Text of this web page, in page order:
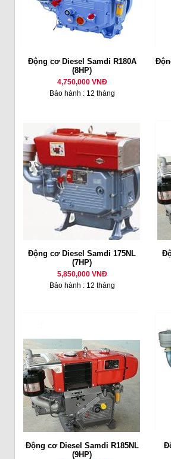
Động cơ Diesel Samdi R180A
(8HP)
4,750,000 VNĐ
Bảo hành : 12 tháng
Động cơ Diesel Samdi 175NL
(7HP)
5,850,000 VNĐ
Bảo hành : 12 tháng
Động cơ Diesel Samdi R185NL
(9HP)